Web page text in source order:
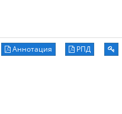
Аннотация РПД